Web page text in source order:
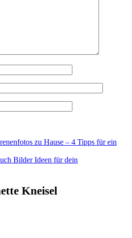
zu Hause – 4 Tipps für ein
Bilder Ideen für dein
Kneisel